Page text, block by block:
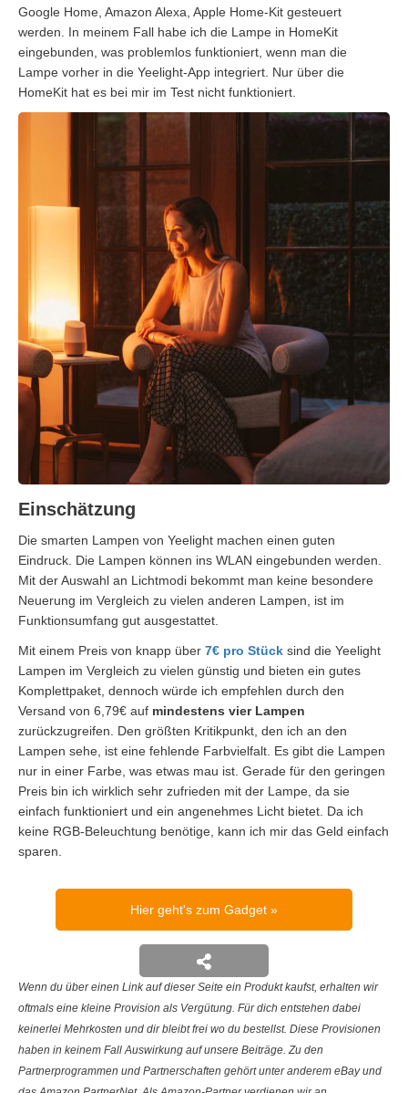
Google Home, Amazon Alexa, Apple Home-Kit gesteuert
werden. In meinem Fall habe ich die Lampe in HomeKit
eingebunden, was problemlos funktioniert, wenn man die
Lampe vorher in die Yeelight-App integriert. Nur über die
HomeKit hat es bei mir im Test nicht funktioniert.
Einschätzung
Die smarten Lampen von Yeelight machen einen guten
Eindruck. Die Lampen können ins WLAN eingebunden werden.
Mit der Auswahl an Lichtmodi bekommt man keine besondere
Neuerung im Vergleich zu vielen anderen Lampen, ist im
Funktionsumfang gut ausgestattet.
Mit einem Preis von knapp über 7€ pro Stück sind die Yeelight
Lampen im Vergleich zu vielen günstig und bieten ein gutes
Komplettpaket, dennoch würde ich empfehlen durch den
Versand von 6,79€ auf mindestens vier Lampen
zurückzugreifen. Den größten Kritikpunkt, den ich an den
Lampen sehe, ist eine fehlende Farbvielfalt. Es gibt die Lampen
nur in einer Farbe, was etwas mau ist. Gerade für den geringen
Preis bin ich wirklich sehr zufrieden mit der Lampe, da sie
einfach funktioniert und ein angenehmes Licht bietet. Da ich
keine RGB-Beleuchtung benötige, kann ich mir das Geld einfach
sparen.
Hier geht's zum Gadget
Wenn du über einen Link auf dieser Seite ein Produkt kaufst, erhalten wir
oftmals eine kleine Provision als Vergütung. Für dich entstehen dabei
keinerlei Mehrkosten und dir bleibt frei wo du bestellst. Diese Provisionen
haben in keinem Fall Auswirkung auf unsere Beiträge. Zu den
Partnerprogrammen und Partnerschaften gehört unter anderem eBay und